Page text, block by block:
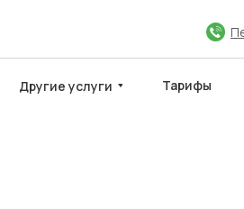
Тарифы
Другие услуги